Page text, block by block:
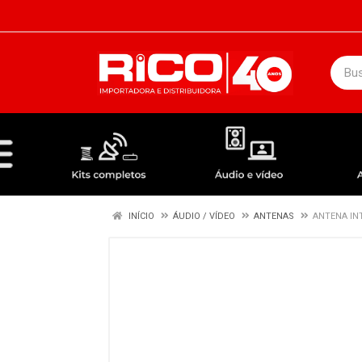
INÍCIO ÁUDIO / VÍDEO ANTENAS ANTENA